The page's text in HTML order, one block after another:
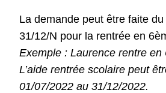
La demande peut être faite
31/12/N pour la rentrée en
Exemple : Laurence rentre en
L’aide rentrée scolaire peut
01/07/2022 au 31/12/2022.